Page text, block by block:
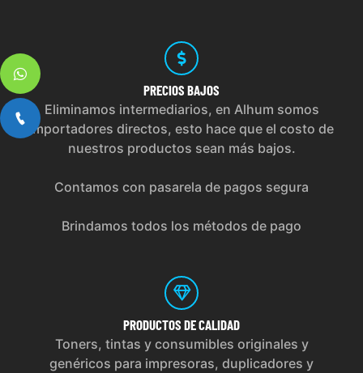
PRECIOS BAJOS
Eliminamos intermediarios, en Alhum somos
importadores directos, esto hace que el costo de
nuestros productos sean más bajos.
Contamos con pasarela de pagos segura
Brindamos todos los métodos de pago
PRODUCTOS DE CALIDAD
Toners, tintas y consumibles originales y
genéricos para impresoras, duplicadores y